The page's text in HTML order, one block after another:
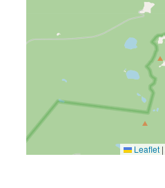
Leaflet |